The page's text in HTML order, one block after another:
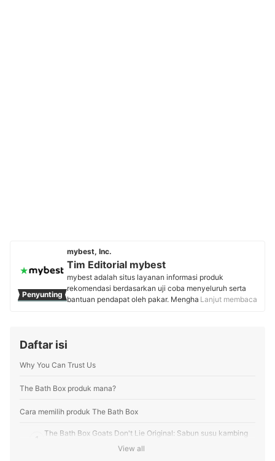
Penyunting
mybest, Inc.
Tim Editorial mybest
mybest adalah situs layanan informasi produk
rekomendasi berdasarkan uji coba menyeluruh serta
bantuan pendapat oleh pakar. Menghasilkan konten
Profil Tim Editorial mybest
Lanjut membaca
Daftar isi
Why You Can Trust Us
The Bath Box produk mana?
Cara memilih produk The Bath Box
1
The Bath Box Goats Don't Lie Original: Sabun susu kambing
dengan formula alami yang lembut untuk eksem/psoriasis
View all